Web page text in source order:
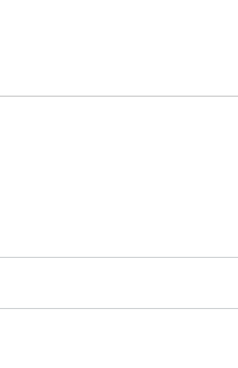
달라하라 격파
의 압수수색(종
우 0.14%↑
부 지침 준수"
도 압수수색